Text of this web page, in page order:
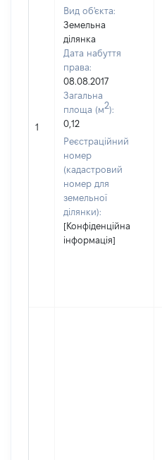
1
Вид об'єкта:
Земельна
ділянка
Дата набуття
права:
08.08.2017
Загальна
площа (м2):
0,12
Реєстраційний
номер
(кадастровий
номер для
земельної
ділянки):
[Конфіденційна
інформація]